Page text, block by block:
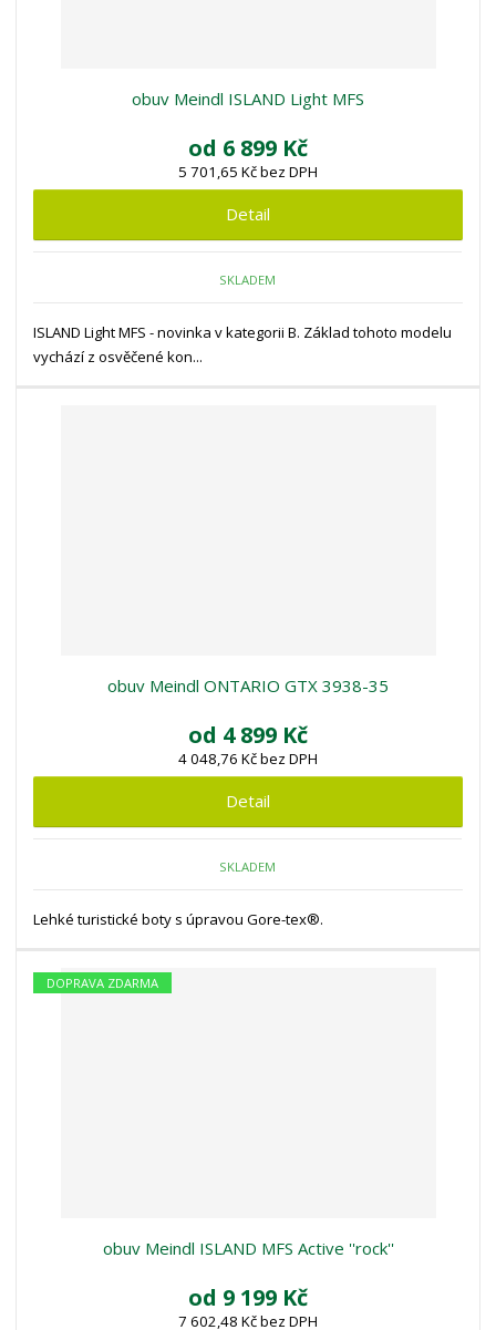
obuv Meindl ISLAND Light MFS
od 6 899 Kč
5 701,65 Kč bez DPH
Detail
SKLADEM
ISLAND Light MFS - novinka v kategorii B. Základ tohoto modelu
vychází z osvěčené kon...
obuv Meindl ONTARIO GTX 3938-35
od 4 899 Kč
4 048,76 Kč bez DPH
Detail
SKLADEM
Lehké turistické boty s úpravou Gore-tex®.
DOPRAVA ZDARMA
obuv Meindl ISLAND MFS Active ''rock''
od 9 199 Kč
7 602,48 Kč bez DPH